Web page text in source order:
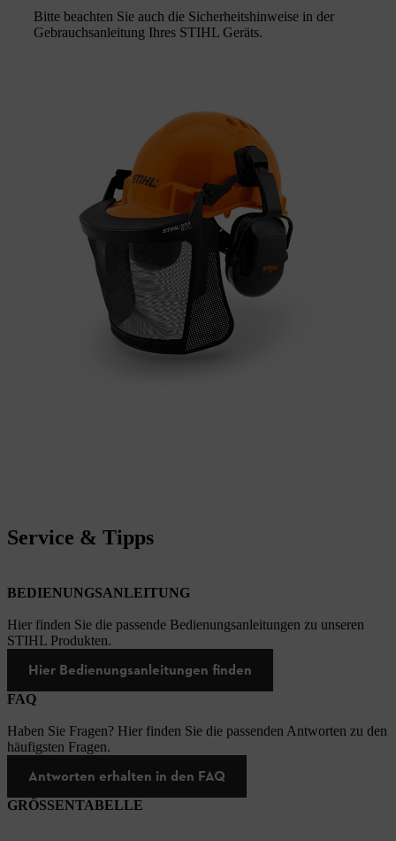
Bitte beachten Sie auch die Sicherheitshinweise in der
Gebrauchsanleitung Ihres STIHL Geräts.
Service & Tipps
BEDIENUNGSANLEITUNG
Hier finden Sie die passende Bedienungsanleitungen zu unseren
STIHL Produkten.
Hier Bedienungsanleitungen finden
FAQ
Haben Sie Fragen? Hier finden Sie die passenden Antworten zu den
häufigsten Fragen.
Antworten erhalten in den FAQ
GRÖSSENTABELLE